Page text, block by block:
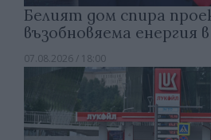
Белият дом спира
възобновяема енергия
07.08.2026 / 18:00